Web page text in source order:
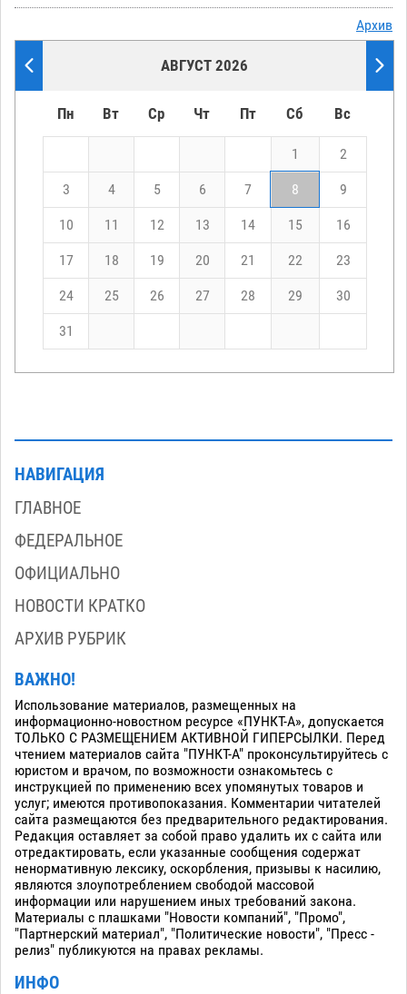
Архив
АВГУСТ 2026
Пн Вт Ср Чт Пт Сб Вс
1 2
3 4 5 6 7 8 9
10 11 12 13 14 15 16
17 18 19 20 21 22 23
24 25 26 27 28 29 30
31
НАВИГАЦИЯ
ГЛАВНОЕ
ФЕДЕРАЛЬНОЕ
ОФИЦИАЛЬНО
НОВОСТИ КРАТКО
АРХИВ РУБРИК
ВАЖНО!
Использование материалов, размещенных на
информационно-новостном ресурсе «ПУНКТ-А», допускается
ТОЛЬКО С РАЗМЕЩЕНИЕМ АКТИВНОЙ ГИПЕРСЫЛКИ. Перед
чтением материалов сайта "ПУНКТ-А" проконсультируйтесь с
юристом и врачом, по возможности ознакомьтесь с
инструкцией по применению всех упомянутых товаров и
услуг; имеются противопоказания. Комментарии читателей
сайта размещаются без предварительного редактирования.
Редакция оставляет за собой право удалить их с сайта или
отредактировать, если указанные сообщения содержат
ненормативную лексику, оскорбления, призывы к насилию,
являются злоупотреблением свободой массовой
информации или нарушением иных требований закона.
Материалы с плашками "Новости компаний", "Промо",
"Партнерский материал", "Политические новости", "Пресс -
релиз" публикуются на правах рекламы.
ИНФО